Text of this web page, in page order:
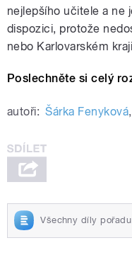
nejlepšího učitele a ne
dispozici, protože
nebo Karlovarském
Poslechněte si celý
autoři: Šárka Fenyková,
Všechny díly